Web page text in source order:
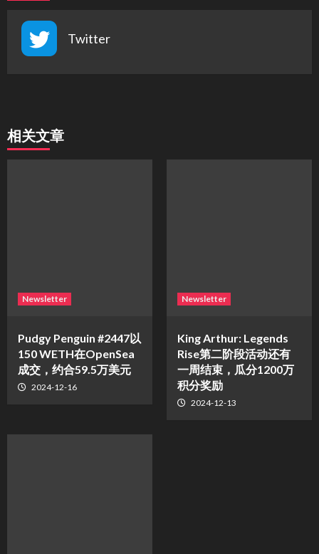
Twitter
相关文章
Newsletter
Pudgy Penguin #2447以
150 WETH在OpenSea
成交，约合59.5万美元
2024-12-16
Newsletter
King Arthur: Legends
Rise第二阶段活动还有
一周结束，瓜分1200万
积分奖励
2024-12-13